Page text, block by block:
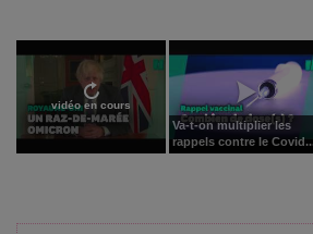
vidéo en cours
Va-t-on multiplier les
rappels contre le